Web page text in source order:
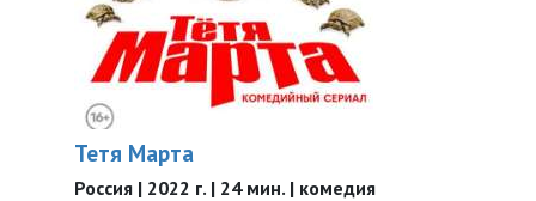
Тетя Марта
Россия | 2022 г. | 24 мин. | комедия